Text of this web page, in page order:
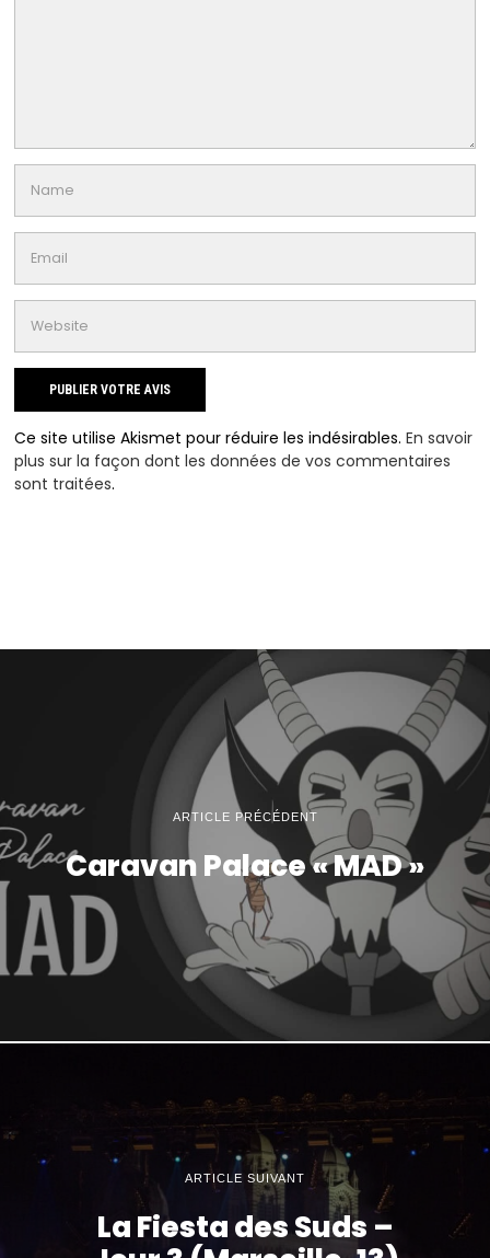
Ce site utilise Akismet pour réduire les indésirables.En savoir
plus sur la façon dont les données de vos commentaires
sont traitées.
ARTICLE PRÉCÉDENT
Caravan Palace « MAD »
ARTICLE SUIVANT
La Fiesta des Suds –